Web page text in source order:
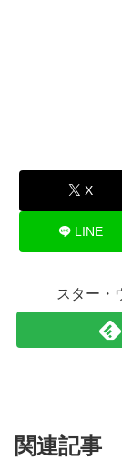
X
LINE
スター・
関連記事